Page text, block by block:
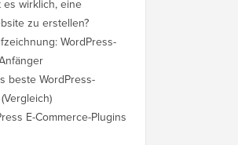
wirklich, eine
zu erstellen?
WordPress-
beste WordPress-
E-Commerce-Plugins